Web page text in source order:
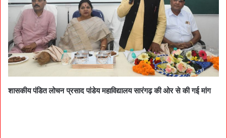
शासकीय पंडित लोचन प्रसाद पांडेय महाविद्यालय सारंगढ़ की ओर से की गई मांग